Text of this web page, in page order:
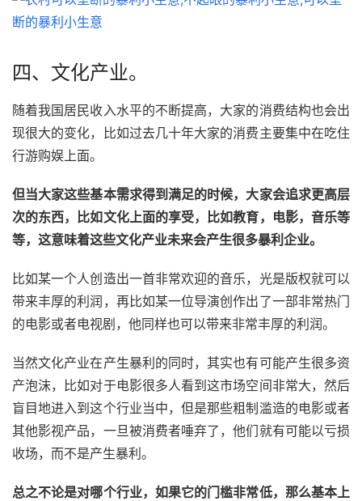
四、文化产业。
随着我国居民收入水平的不断提高，大家的消费结构也会出
现很大的变化，比如过去几十年大家的消费主要集中在吃住
行游购娱上面。
但当大家这些基本需求得到满足的时候，大家会追求更高层
次的东西，比如文化上面的享受，比如教育，电影，音乐等
等，这意味着这些文化产业未来会产生很多暴利企业。
比如某一个人创造出一首非常欢迎的音乐，光是版权就可以
带来丰厚的利润，再比如某一位导演创作出了一部非常热门
的电影或者电视剧，他同样也可以带来非常丰厚的利润。
当然文化产业在产生暴利的同时，其实也有可能产生很多资
产泡沫，比如对于电影很多人看到这市场空间非常大，然后
盲目地进入到这个行业当中，但是那些粗制滥造的电影或者
其他影视产品，一旦被消费者唾弃了，他们就有可能以亏损
收场，而不是产生暴利。
总之不论是对哪个行业，如果它的门槛非常低，那么基本上